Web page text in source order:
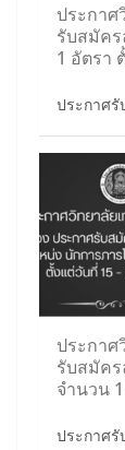
ประกาศ
รับสมัค
1 อัตรา
ประกาศ
ประกาศ
รับสมัคร
จำนวน
ประกาศรั